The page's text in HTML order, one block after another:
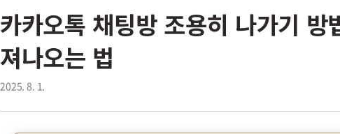
카카오톡 채팅방 조용히 나가기 방
져나오는 법
2025. 8. 1.